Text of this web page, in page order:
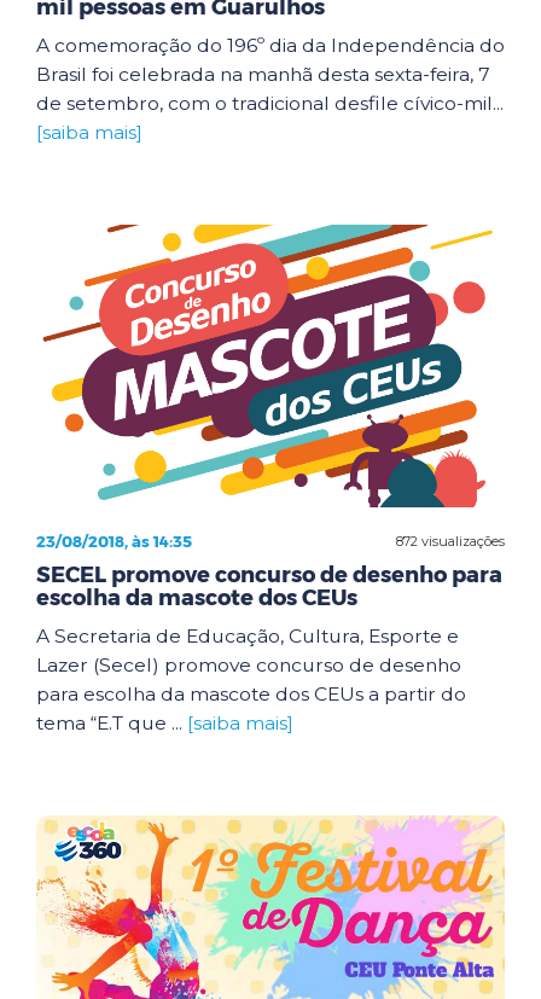
mil pessoas em Guarulhos
A comemoração do 196º dia da Independência do
Brasil foi celebrada na manhã desta sexta-feira, 7
de setembro, com o tradicional desfile cívico-mil...
[saiba mais]
872 visualizações
23/08/2018, às 14:35
SECEL promove concurso de desenho para
escolha da mascote dos CEUs
A Secretaria de Educação, Cultura, Esporte e
Lazer (Secel) promove concurso de desenho
para escolha da mascote dos CEUs a partir do
tema “E.T que ... [saiba mais]